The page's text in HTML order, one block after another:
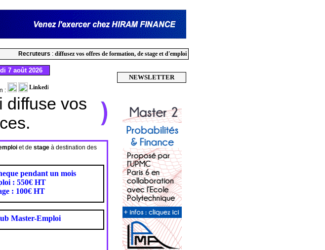
Recruteurs : diffusez vos offres de formation, de stage et d'emploi
7 août 2026
:
diffuse vos
et de stageà destination des
pendant un mois
: 550€ HT
: 100€ HT
Master-Emploi
NEWSLETTER